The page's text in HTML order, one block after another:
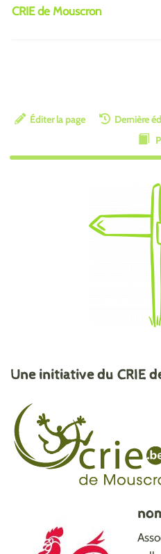
CRIE de Mouscron
Éditer la page Dernière
Une initiative du CRIE